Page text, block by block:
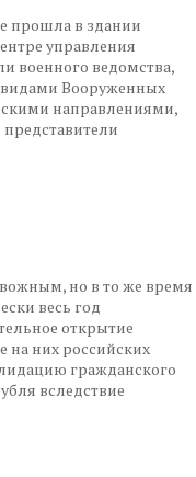
прошла в здании
управления
военного ведомства,
Вооруженных
направлениями,
но в то же время
весь год
открытие
на них российских
гражданского
вследствие